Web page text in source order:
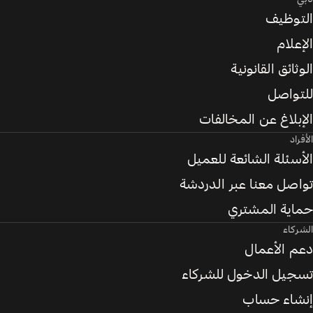
التوظيف
الإعلام
الوثائق القانونية
للتواصل
الإبلاغ عن المخالفات
الأفراد
الأسئلة الشائعة للعميل
تواصل معنا عبر الدردشة
حماية المشتري
الشركاء
دعم الأعمال
تسجيل الدخول للشركاء
إنشاء حساب